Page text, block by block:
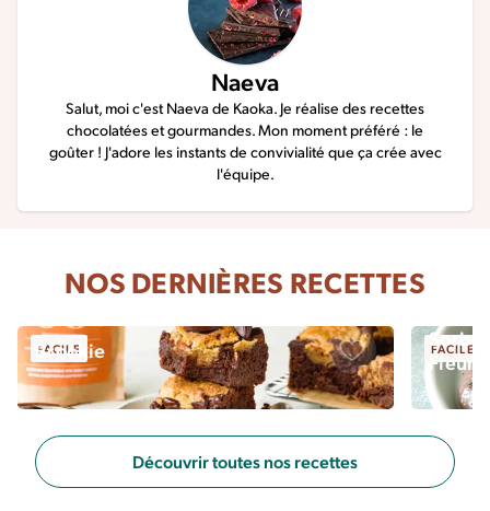
Naeva
Salut, moi c'est Naeva de Kaoka. Je réalise des recettes
chocolatées et gourmandes. Mon moment préféré : le
goûter ! J'adore les instants de convivialité que ça crée avec
l'équipe.
NOS DERNIÈRES RECETTES
FACILE
Brookie Sauvegarder
FACILE
Fleur
Découvrir toutes nos recettes